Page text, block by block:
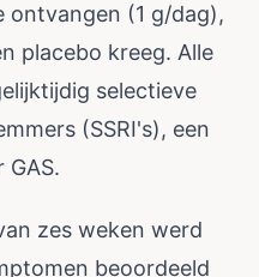
(1 g/dag),
placebo kreeg. Alle
selectieve
(SSRI's), een
zes weken werd
beoordeeld